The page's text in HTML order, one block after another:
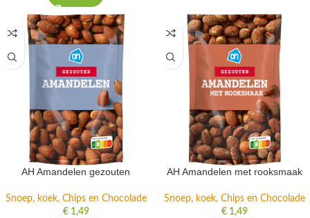
AH Amandelen gezouten
Snoep, koek, Chips en Chocolade
€1,49
AH Amandelen met rooksmaak
Snoep, koek, Chips en Chocolade
€1,49